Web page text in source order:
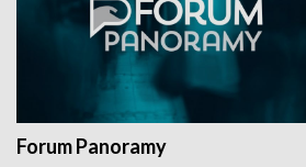
Forum Panoramy